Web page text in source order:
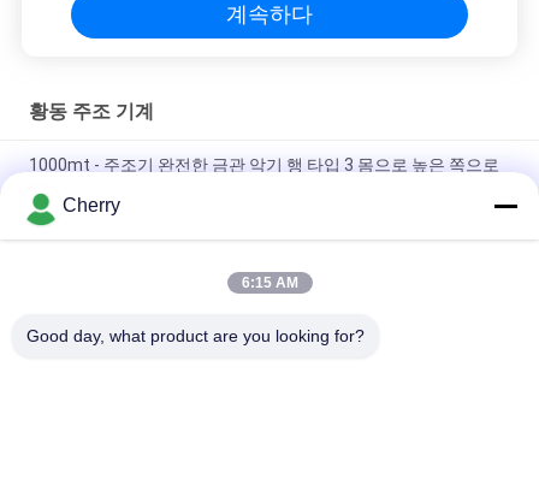
계속하다
황동 주조 기계
1000mt - 주조기 완전한 금관 악기 행 타입 3 몸으로 높은 쪽으로
고속 금관 악기 막대 지속 주조기 녹는 각측정속도 650 Kg/H 구리
8mm 고급장교 막대를 위한 작은 고용량 수직 금관 악기 주조기
Cherry
6:15 AM
Good day, what product are you looking for?